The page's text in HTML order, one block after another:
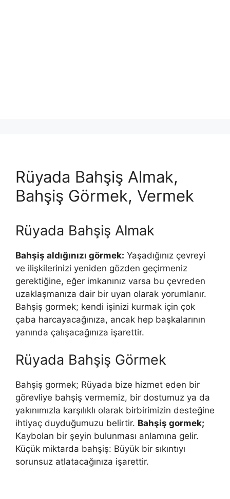
Rüyada Bahşiş Almak,
Bahşiş Görmek, Vermek
Rüyada Bahşiş Almak
Bahşiş aldığınızı görmek: Yaşadığınız çevreyi
ve ilişkilerinizi yeni­den gözden geçirmeniz
gerektiğine, eğer imkanınız varsa bu çevreden
uzak­laşmanıza dair bir uyan olarak yorumlanır.
Bahşiş gormek; kendi işinizi kurmak için çok
çaba harcayacağınıza, ancak hep başkalarının
yanın­da çalışacağınıza işarettir.
Rüyada Bahşiş Görmek
Bahşiş gormek; Rüyada bize hizmet eden bir
görevliye bahşiş vermemiz, bir dostumuz ya da
yakınımızla karşılıklı olarak birbirimizin des­teğine
ihtiyaç duyduğumuzu belirtir. Bahşiş gormek;
Kaybolan bir şeyin bulunması anlamına gelir.
Küçük miktarda bahşiş: Büyük bir sıkıntıyı
sorunsuz atlatacağınıza işaret­tir.